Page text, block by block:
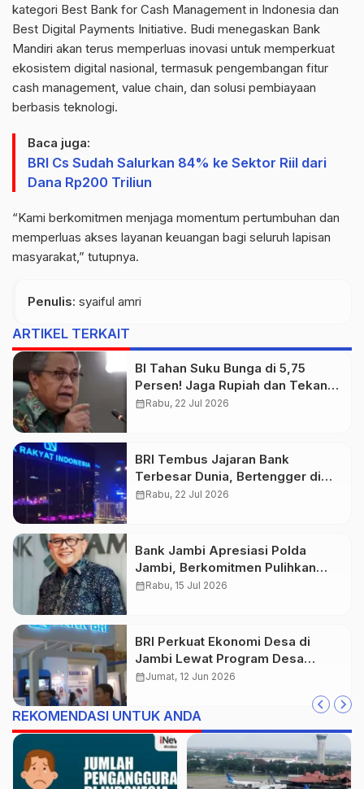
kategori Best Bank for Cash Management in Indonesia dan
Best Digital Payments Initiative. Budi menegaskan Bank
Mandiri akan terus memperluas inovasi untuk memperkuat
ekosistem digital nasional, termasuk pengembangan fitur
cash management, value chain, dan solusi pembiayaan
berbasis teknologi.
Baca juga:
BRI Cs Sudah Salurkan 84% ke Sektor Riil dari
Dana Rp200 Triliun
“Kami berkomitmen menjaga momentum pertumbuhan dan
memperluas akses layanan keuangan bagi seluruh lapisan
masyarakat,” tutupnya.
Penulis: syaiful amri
ARTIKEL TERKAIT
BI Tahan Suku Bunga di 5,75
Persen! Jaga Rupiah dan Tekan
Inflasi
calendar_monthRabu, 22 Jul 2026
BRI Tembus Jajaran Bank
Terbesar Dunia, Bertengger di
Peringkat 132 Global
calendar_monthRabu, 22 Jul 2026
Bank Jambi Apresiasi Polda
Jambi, Berkomitmen Pulihkan
Kepercayaan Nasabah
calendar_monthRabu, 15 Jul 2026
BRI Perkuat Ekonomi Desa di
Jambi Lewat Program Desa
BRILiaN
calendar_monthJumat, 12 Jun 2026
REKOMENDASI UNTUK ANDA